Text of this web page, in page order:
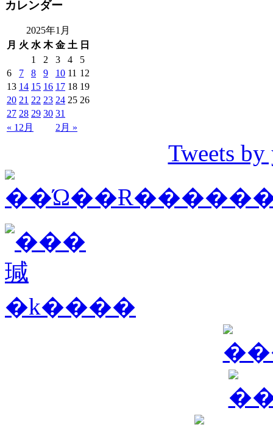
カレンダー
2025年1月
月 火 水 木 金 土 日
« 12月 2月 »
1 2 3 4
5
6
7 8 9 10 11 12
13 14 15 16 17 18 19
20 21 22 23 24 25 26
27 28 29 30 31
Tweets